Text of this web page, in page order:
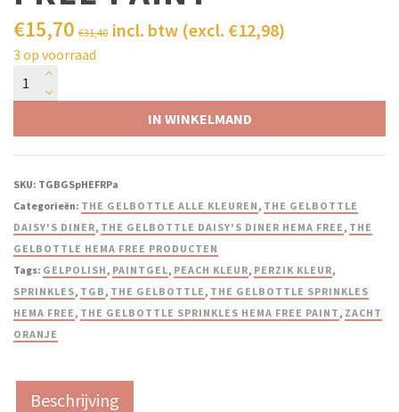
€31,40
€15,70 incl. btw (excl. €12,98)
3 op voorraad
IN WINKELMAND
SKU: TGBGSpHEFRPa
Categorieën: THE GELBOTTLE ALLE KLEUREN, THE GELBOTTLE
DAISY'S DINER, THE GELBOTTLE DAISY'S DINER HEMA FREE, THE
GELBOTTLE HEMA FREE PRODUCTEN
Tags: GELPOLISH, PAINTGEL, PEACH KLEUR, PERZIK KLEUR,
SPRINKLES, TGB, THE GELBOTTLE, THE GELBOTTLE SPRINKLES
HEMA FREE, THE GELBOTTLE SPRINKLES HEMA FREE PAINT, ZACHT
ORANJE
Beschrijving